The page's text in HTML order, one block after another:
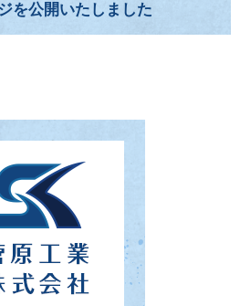
を公開いたしました